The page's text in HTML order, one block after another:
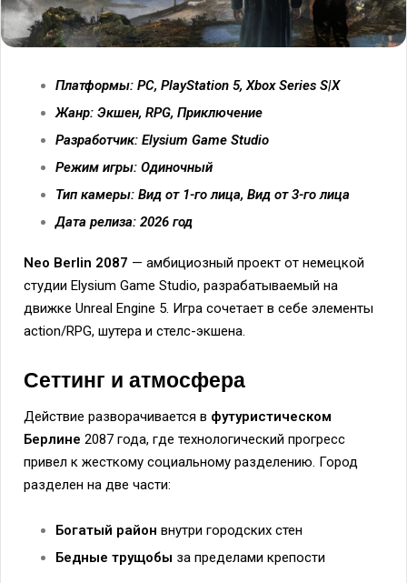
Платформы: PC, PlayStation 5, Xbox Series S|X
Жанр: Экшен, RPG, Приключение
Разработчик: Elysium Game Studio
Режим игры: Одиночный
Тип камеры: Вид от 1-го лица, Вид от 3-го лица
Дата релиза: 2026 год
Neo Berlin 2087 — амбициозный проект от немецкой
студии Elysium Game Studio, разрабатываемый на
движке Unreal Engine 5. Игра сочетает в себе элементы
action/RPG, шутера и стелс-экшена.
Сеттинг и атмосфера
Действие разворачивается в футуристическом
Берлине 2087 года, где технологический прогресс
привел к жесткому социальному разделению. Город
разделен на две части:
Богатый район внутри городских стен
Бедные трущобы за пределами крепости